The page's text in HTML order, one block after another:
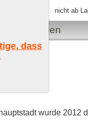
nicht ab
wurde 2012
dass